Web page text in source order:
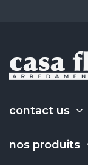
contact us
nos produits